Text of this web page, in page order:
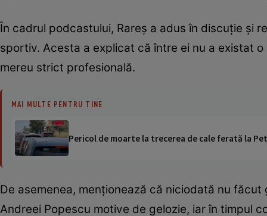
În cadrul podcastului, Rareș a adus în discuție și
sportiv. Acesta a explicat că între ei nu a existat
mereu strict profesională.
MAI MULTE PENTRU TINE
Pericol de moarte la trecerea de cale ferată la
De asemenea, menționează că niciodată nu
Andreei Popescu motive de gelozie, iar în timpul